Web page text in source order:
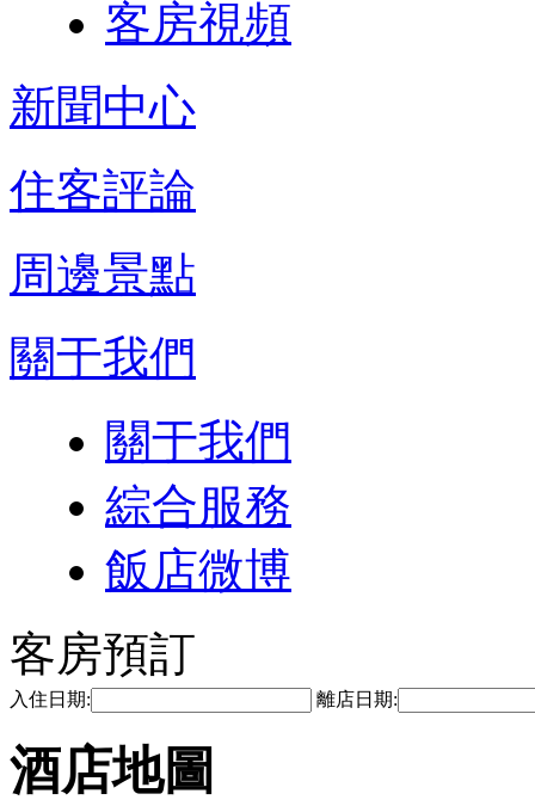
客房視頻
新聞中心
住客評論
周邊景點
關于我們
關于我們
綜合服務
飯店微博
客房預訂
入住日期: 離店日期:
酒店地圖